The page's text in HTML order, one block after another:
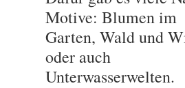
Motive: Blumen im
Garten, Wald und
oder auch
Unterwasserwelten.